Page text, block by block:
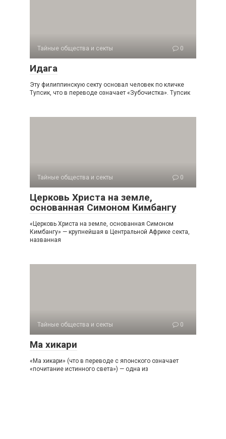
Тайные общества и секты 0
Идага
Эту филиппинскую секту основал человек по кличке
Тупсик, что в переводе означает «Зубочистка». Тупсик
Тайные общества и секты 0
Церковь Христа на земле,
основанная Симоном Кимбангу
«Церковь Христа на земле, основанная Симоном
Кимбангу» — крупнейшая в Центральной Африке секта,
названная
Тайные общества и секты 0
Ма хикари
«Ма хикари» (что в переводе с японского означает
«почитание истинного света») — одна из